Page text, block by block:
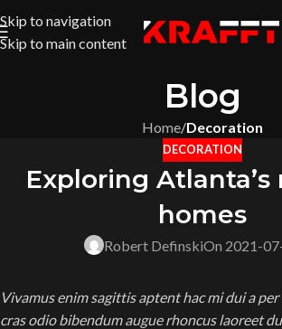
Skip to navigation
Skip to main content
Blog
Home/Decoration
DECORATION
Exploring Atlanta’s
homes
Robert DefinskiOn 2021-
Vivamus enim sagittis aptent hac mi dui a
cras odio bibendum augue rhoncus laoreet